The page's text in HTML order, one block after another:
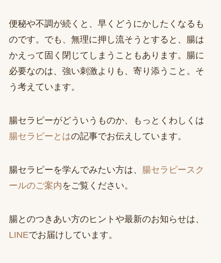
便秘や不調が続くと、早くどうにかしたくなるも
のです。でも、無理に押し流そうとすると、腸は
かえって固く閉じてしまうこともあります。腸に
必要なのは、強い刺激よりも、寄り添うこと。そ
う考えています。
腸セラピーがどういうものか、もっとくわしくは
腸セラピーとはの記事でお伝えしています。
腸セラピーを学んでみたい方は、 腸セラピースク
ールのご案内をご覧ください。
腸とのつきあい方のヒントや最新のお知らせは、
LINEでお届けしています。